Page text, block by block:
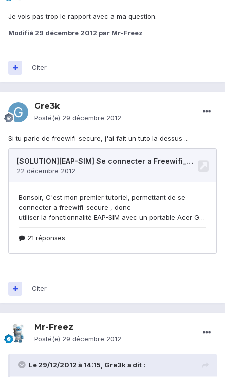
Je vois pas trop le rapport avec a ma question.
Modifié 29 décembre 2012 par Mr-Freez
Citer
Gre3k
Posté(e) 29 décembre 2012
Si tu parle de freewifi_secure, j'ai fait un tuto la dessus ...
Citer
Mr-Freez
Posté(e) 29 décembre 2012
Le 29/12/2012 à 14:15, Gre3k a dit :